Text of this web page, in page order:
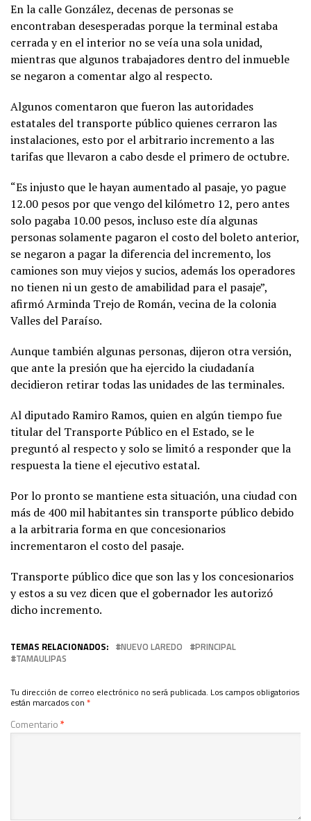
En la calle González, decenas de personas se
encontraban desesperadas porque la terminal estaba
cerrada y en el interior no se veía una sola unidad,
mientras que algunos trabajadores dentro del inmueble
se negaron a comentar algo al respecto.
Algunos comentaron que fueron las autoridades
estatales del transporte público quienes cerraron las
instalaciones, esto por el arbitrario incremento a las
tarifas que llevaron a cabo desde el primero de octubre.
“Es injusto que le hayan aumentado al pasaje, yo pague
12.00 pesos por que vengo del kilómetro 12, pero antes
solo pagaba 10.00 pesos, incluso este día algunas
personas solamente pagaron el costo del boleto anterior,
se negaron a pagar la diferencia del incremento, los
camiones son muy viejos y sucios, además los operadores
no tienen ni un gesto de amabilidad para el pasaje”,
afirmó Arminda Trejo de Román, vecina de la colonia
Valles del Paraíso.
Aunque también algunas personas, dijeron otra versión,
que ante la presión que ha ejercido la ciudadanía
decidieron retirar todas las unidades de las terminales.
Al diputado Ramiro Ramos, quien en algún tiempo fue
titular del Transporte Público en el Estado, se le
preguntó al respecto y solo se limitó a responder que la
respuesta la tiene el ejecutivo estatal.
Por lo pronto se mantiene esta situación, una ciudad con
más de 400 mil habitantes sin transporte público debido
a la arbitraria forma en que concesionarios
incrementaron el costo del pasaje.
Transporte público dice que son las y los concesionarios
y estos a su vez dicen que el gobernador les autorizó
dicho incremento.
TEMAS RELACIONADOS: NUEVO LAREDO
PRINCIPAL
TAMAULIPAS
Tu dirección de correo electrónico no será publicada. Los campos obligatorios
están marcados con *
Comentario*